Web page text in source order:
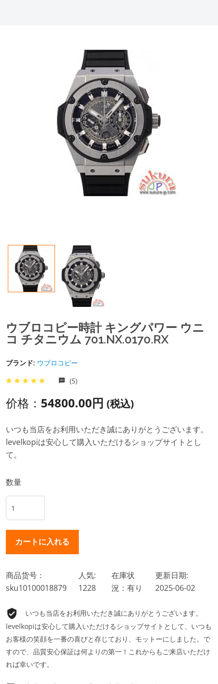
ウブロコピー時計 キングパワー ウニ
コ チタニウム 701.NX.0170.RX
ブランド: ウブロコピー
(5)
价格： 54800.00円 (税込)
いつも当店をお利用いただき誠にありがとうございます。
levelkopiは安心して購入いただけるショップサイトとし
て。
数量
商品货号：
sku10100018879
人気:
1228
在庫状
況：有り
更新日期:
2025-06-02
いつも当店をお利用いただき誠にありがとうございます。
levelkopiは安心して購入いただけるショップサイトとして、いつも
お客様の笑顔を一番の喜びと存じており、モットーにしました。で
すので、品質安心保証は何よりの第一！これからもご来店いただけ
れば幸いです。